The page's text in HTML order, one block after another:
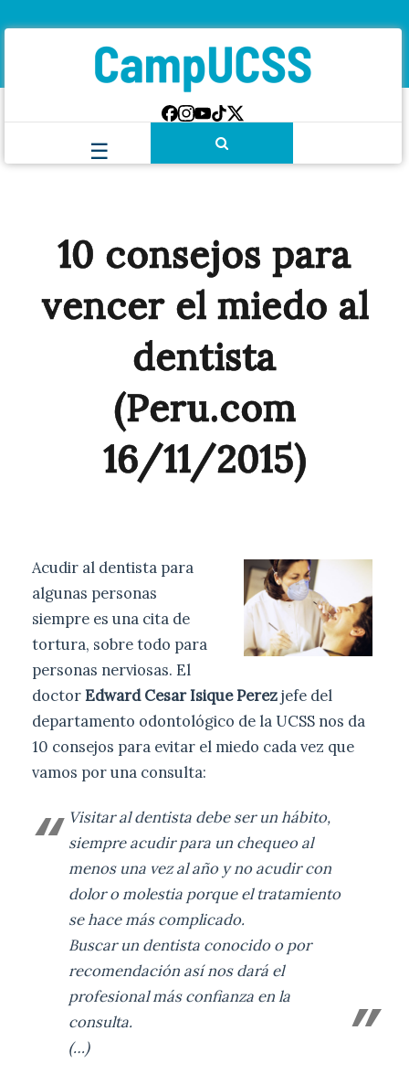
10 consejos para
vencer el miedo al
dentista
(Peru.com
16/11/2015)
Acudir al dentista para
algunas personas
siempre es una cita de
tortura, sobre todo para
personas nerviosas. El
doctorEdward Cesar Isique Perezjefe del
departamento odontológico de la UCSS nos da
10 consejos para evitar el miedo cada vez que
vamos por una consulta:
Visitar al dentista debe ser un hábito,
siempre acudir para un chequeo al
menos una vez al año y no acudir con
dolor o molestia porque el tratamiento
se hace más complicado.
Buscar un dentista conocido o por
recomendación así nos dará el
profesional más confianza en la
consulta.
(…)